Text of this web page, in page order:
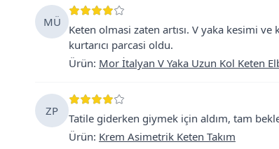
MÜ
Keten olmasi zaten artısı. V yaka kesimi
kurtarıcı parcasi oldu.
Ürün: Mor İtalyan V Yaka Uzun Kol Keten
ZP
Tatile giderken giymek için aldım, tam
Ürün: Krem Asimetrik Keten Takım